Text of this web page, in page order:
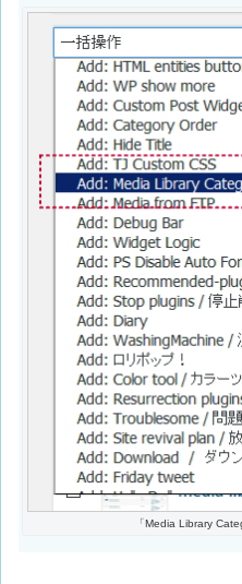
「Media Library